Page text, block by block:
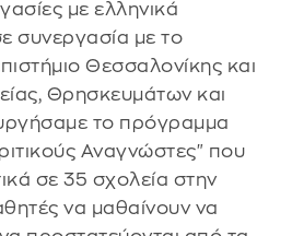
με ελληνικά
συνεργασία με το
Θεσσαλονίκης και
Θρησκευμάτων και
το πρόγραμμα
Αναγνώστες" που
σε 35 σχολεία στην
να μαθαίνουν να